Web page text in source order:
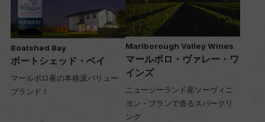
Boatshed Bay
ボートシェッド・ベイ
マールボロ産の本格派バリュー
ブランド！
Marlborough Valley Wines
マールボロ・ヴァレー・ワ
インズ
ニュージーランド産ソーヴィニ
ヨン・ブランで造るスパークリ
ング